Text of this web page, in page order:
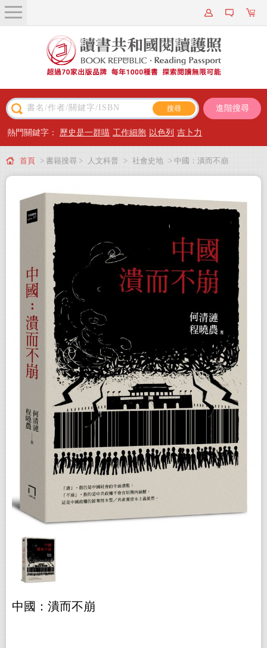
關於我們
近期新書
主題閱讀
出版專區
會員專屬
會員儲值方案
進階搜尋
熱門關鍵字： 歷史是一群喵 工作細胞 以色列 吉卜力
首頁 > 書籍搜尋 > 人文科普 > 社會史地 > 中國：潰而不崩
中國：潰而不崩